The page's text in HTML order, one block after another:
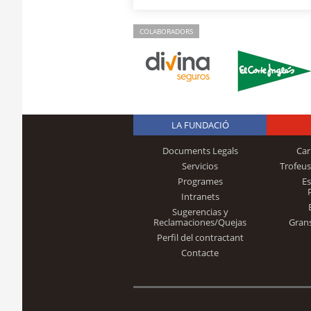
COLABORADORS
LA FUNDACIÓ
Documents Legals
Servicios
Programes
Intranets
Sugerencias y
Reclamaciones/Quejas
Perfil del contractant
Contacte